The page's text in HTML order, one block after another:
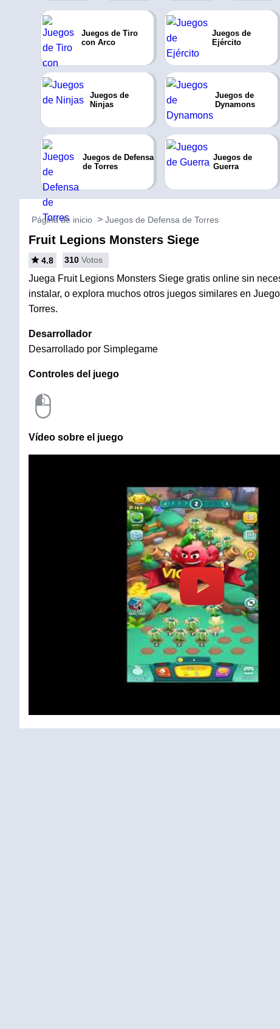
Juegos de Tiro
con Arco
Juegos de
Ejército
Juegos de
Ninjas
Juegos de
Dynamons
Juegos de Defensa
de Torres
Juegos de
Guerra
Página de inicio Juegos de Defensa de Torres
Fruit Legions Monsters Siege
4.8 310 Votos
Juega Fruit Legions Monsters Siege gratis online sin
instalar, o explora muchos otros juegos similares en
Torres.
Desarrollador
Desarrollado por Simplegame
Controles del juego
Vídeo sobre el juego